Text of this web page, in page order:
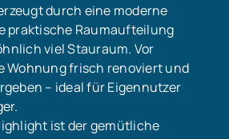
durch eine moderne
praktische Raumaufteilung
viel Stauraum. Vor
Wohnung frisch renoviert und
– ideal für Eigennutzer
ist der gemütliche